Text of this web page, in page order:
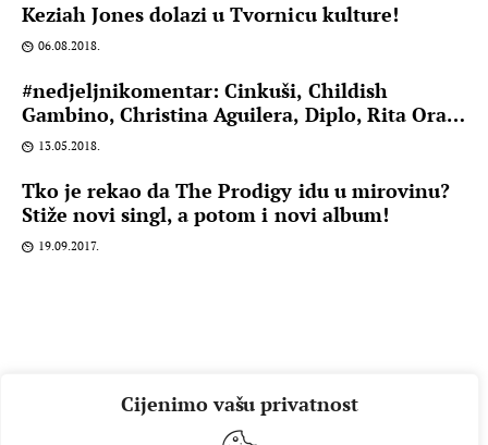
Cijenimo vašu privatnost
Keziah Jones dolazi u Tvornicu kulture!
06.08.2018.
#nedjeljnikomentar: Cinkuši, Childish
Gambino, Christina Aguilera, Diplo, Rita Ora…
13.05.2018.
Tko je rekao da The Prodigy idu u mirovinu?
Stiže novi singl, a potom i novi album!
19.09.2017.